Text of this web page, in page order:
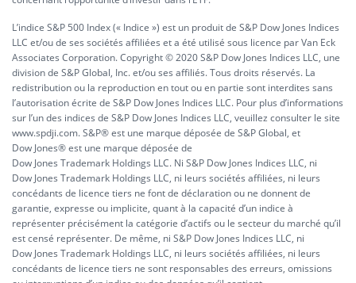
L’indice S&P 500 Index (« Indice ») est un produit de S&P Dow Jones Indices
LLC et/ou de ses sociétés affiliées et a été utilisé sous licence par Van Eck
Associates Corporation. Copyright © 2020 S&P Dow Jones Indices LLC, une
division de S&P Global, Inc. et/ou ses affiliés. Tous droits réservés. La
redistribution ou la reproduction en tout ou en partie sont interdites sans
l’autorisation écrite de S&P Dow Jones Indices LLC. Pour plus d’informations
sur l’un des indices de S&P Dow Jones Indices LLC, veuillez consulter le site
www.spdji.com. S&P® est une marque déposée de S&P Global, et
Dow Jones® est une marque déposée de
Dow Jones Trademark Holdings LLC. Ni S&P Dow Jones Indices LLC, ni
Dow Jones Trademark Holdings LLC, ni leurs sociétés affiliées, ni leurs
concédants de licence tiers ne font de déclaration ou ne donnent de
garantie, expresse ou implicite, quant à la capacité d’un indice à
représenter précisément la catégorie d’actifs ou le secteur du marché qu’il
est censé représenter. De même, ni S&P Dow Jones Indices LLC, ni
Dow Jones Trademark Holdings LLC, ni leurs sociétés affiliées, ni leurs
concédants de licence tiers ne sont responsables des erreurs, omissions